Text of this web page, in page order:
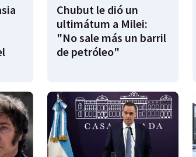
Chubut le dió un
ultimátum a Milei:
"No sale más un barril
de petróleo"